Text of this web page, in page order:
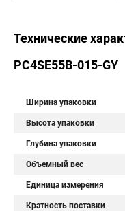
Технические
PC4SE55B-015-GY
Ширина упаковки
Высота упаковки
Глубина упаковки
Объемный вес
Единица измерения
Кратность поставки